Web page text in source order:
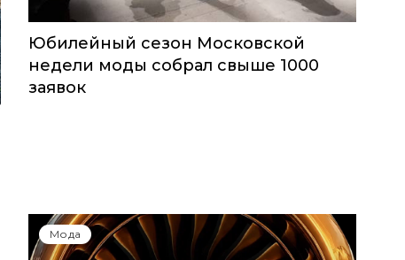
Юбилейный сезон Московской
недели моды собрал свыше 1000
заявок
Мода